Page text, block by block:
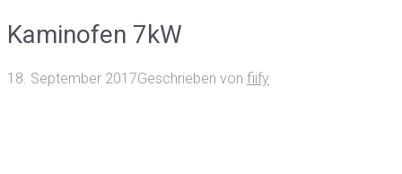
Kaminofen 7kW
18. September 2017Geschrieben von fiify